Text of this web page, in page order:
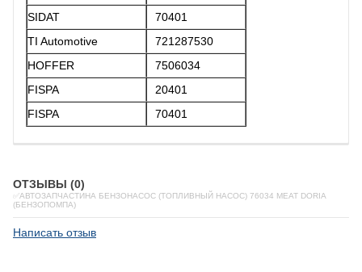
SIDAT
70401
TI Automotive
721287530
HOFFER
7506034
FISPA
20401
FISPA
70401
ОТЗЫВЫ (0)
✅АВТОЗАПЧАСТИНА БЕНЗОНАСОС (ТОПЛИВНЫЙ НАСОС) 76034 MEAT DORIA
(БЕНЗОПОМПА)
Написать отзыв